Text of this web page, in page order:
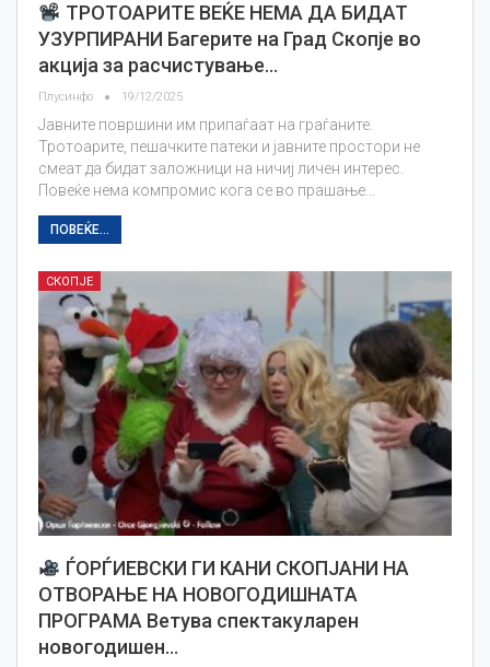
ТРОТОАРИТЕ ВЕЌЕ НЕМА ДА БИДАТ
УЗУРПИРАНИ Багерите на Град Скопје во
акција за расчистување…
Плусинфо 19/12/2025
Јавните површини им припаѓаат на граѓаните.
Тротоарите, пешачките патеки и јавните простори не
смеат да бидат заложници на ничиј личен интерес.
Повеќе нема компромис кога се во прашање…
ПОВЕЌЕ...
СКОПЈЕ
ЃОРЃИЕВСКИ ГИ КАНИ СКОПЈАНИ НА
ОТВОРАЊЕ НА НОВОГОДИШНАТА
ПРОГРАМА Ветува спектакуларен
новогодишен…